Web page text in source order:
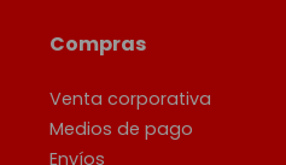
Compras
Venta corporativa
Medios de pago
Envíos